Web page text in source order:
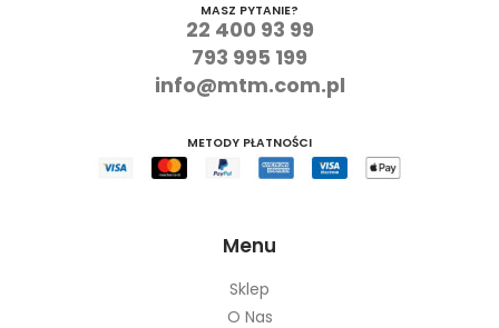
MASZ PYTANIE?
22 400 93 99
793 995 199
info@mtm.com.pl
METODY PŁATNOŚCI
Menu
Sklep
O Nas